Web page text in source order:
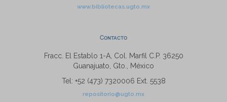
www.bibliotecas.ugto.mx
Contacto
Fracc. El Establo 1-A, Col. Marfil C.P. 36250
Guanajuato, Gto., México
Tel: +52 (473) 7320006 Ext. 5538
repositorio@ugto.mx